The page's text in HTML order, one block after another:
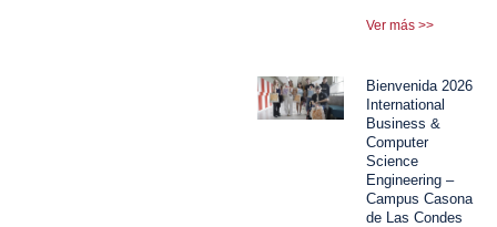
Ver más >>
Bienvenida 2026
International
Business &
Computer
Science
Engineering –
Campus Casona
de Las Condes